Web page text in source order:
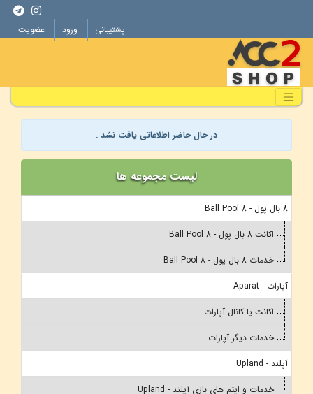
پشتیبانی ورود عضویت
در حال حاضر اطلاعاتی یافت نشد .
لیست مجموعه ها
8 بال پول - 8 Ball Pool
اکانت 8 بال پول - 8 Ball Pool
خدمات 8 بال پول - 8 Ball Pool
آپارات - Aparat
اکانت یا کانال آپارات
خدمات دیگر آپارات
آپلند - Upland
خدمات و ایتم های بازی آپلند - Upland